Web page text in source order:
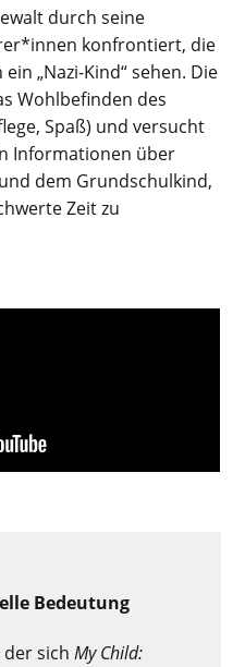
durch seine
konfrontiert, die
„Nazi-Kind“ sehen. Die
Wohlbefinden des
Spaß) und versucht
Informationen über
dem Grundschulkind,
Zeit zu
Bedeutung
der sichMy Child: